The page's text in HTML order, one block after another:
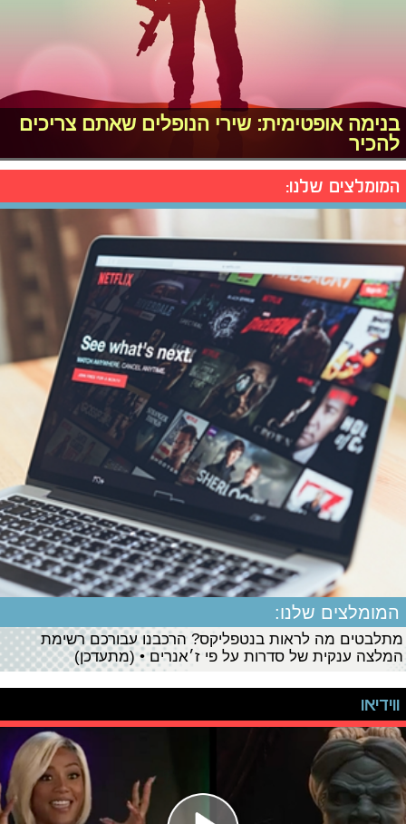
בנימה אופטימית: שירי הנופלים שאתם צריכים
להכיר
המומלצים שלנו:
המומלצים שלנו:
מתלבטים מה לראות בנטפליקס? הרכבנו עבורכם רשימת
המלצה ענקית של סדרות על פי ז׳אנרים • (מתעדכן)
ווידיאו